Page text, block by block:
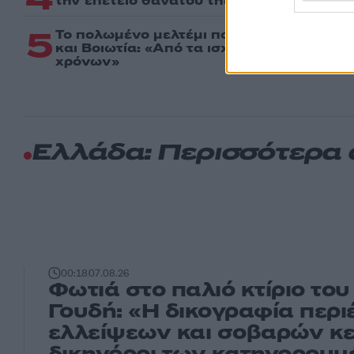
5Το πολωμένο μελτέμι που τροφοδότησε
και Βοιωτία: «Από τα ισχυρότερα
χρόνων»
Ελλάδα: Περισσότερα
00:1807.08.26
Φωτιά στο παλιό κτίριο
Γουδή: «Η δικογραφία
ελλείψεων και σοβαρών